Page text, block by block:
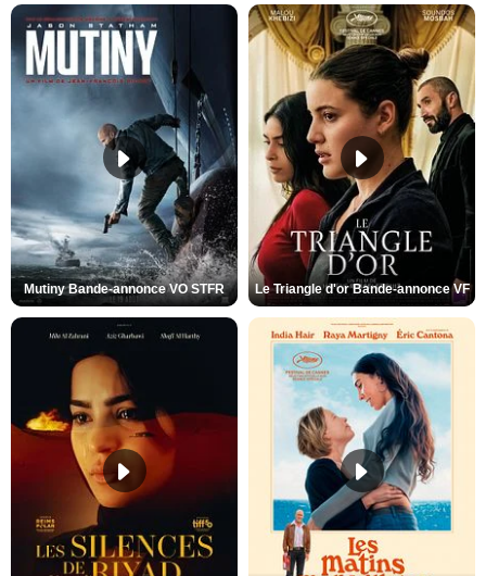
Mutiny Bande-annonce VO STFR Le Triangle d'or Bande-annonce VF